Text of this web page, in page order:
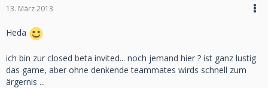
13. März 2013
Heda
ich bin zur closed beta invited... noch jemand hier ? ist ganz lustig
das game, aber ohne denkende teammates wirds schnell zum
ärgernis ...